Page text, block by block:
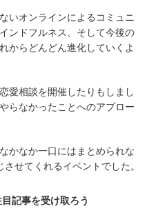
いオンラインによるコミュニ
ンドフルネス、そして今後の
からどんどん進化していくよ
愛相談を開催したりもしまし
らなかったことへのアプロー
かなか一口にはまとめられな
せてくれるイベントでした。
目記事を受け取ろう